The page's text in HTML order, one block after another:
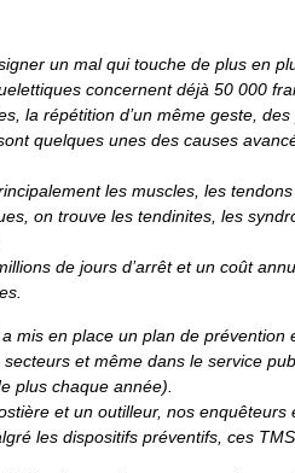
un mal qui touche de plus en
concernent déjà 50 000
la répétition d’un même geste,
quelques unes des causes
les muscles, les
on trouve les tendinites, les
de jours d’arrêt et un coût
mis en place un plan de prévention
et même dans le service
plus chaque année).
et un outilleur, nos enquêteurs
les dispositifs préventifs, ces